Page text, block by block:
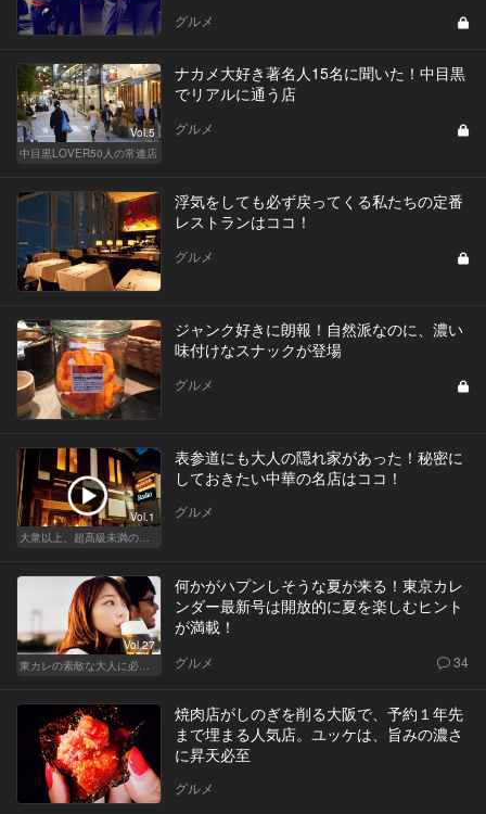
グルメ
Vol.5
中目黒LOVER50人の常連店
ナカメ大好き著名人15名に聞いた！中目黒
でリアルに通う店
グルメ
浮気をしても必ず戻ってくる私たちの定番
レストランはココ！
グルメ
ジャンク好きに朗報！自然派なのに、濃い
味付けなスナックが登場
グルメ
Vol.1
表参道にも大人の隠れ家があった！秘密に
しておきたい中華の名店はココ！
グルメ
Vol.27
何かがハプンしそうな夏が来る！東京カレ
ンダー最新号は開放的に夏を楽しむヒント
が満載！
グルメ 34
焼肉店がしのぎを削る大阪で、予約１年先
まで埋まる人気店。ユッケは、旨みの濃さ
に昇天必至
グルメ